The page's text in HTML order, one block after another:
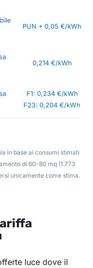
PUN + 0,05 €/kWh
0,214 €/kWh
F1: 0,234 €/kWh
F23: 0,204 €/kWh
in base ai consumi stimati
di 60-80 mq (1.773
unicamente come stima.
luce dove il